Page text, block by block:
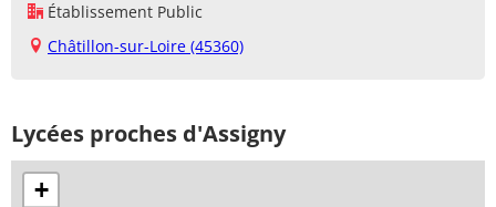
Établissement Public
Châtillon-sur-Loire (45360)
Lycées proches d'Assigny
+